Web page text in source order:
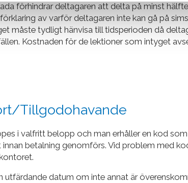
förhindrar deltagaren att delta på minst
av varför deltagaren inte kan gå på
måste tydligt hänvisa till tidsperioden då
Kostnaden för de lektioner som intyget
Tillgodohavande
i valfritt belopp och man erhåller en kod
betalning genomförs. Vid problem med
utfärdande datum om inte annat är